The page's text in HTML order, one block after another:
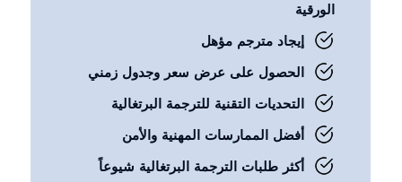
الورقية
إيجاد مترجم مؤهل
الحصول على عرض سعر وجدول زمني
التحديات التقنية للترجمة البرتغالية
أفضل الممارسات المهنية والأمن
أكثر طلبات الترجمة البرتغالية شيوعاً